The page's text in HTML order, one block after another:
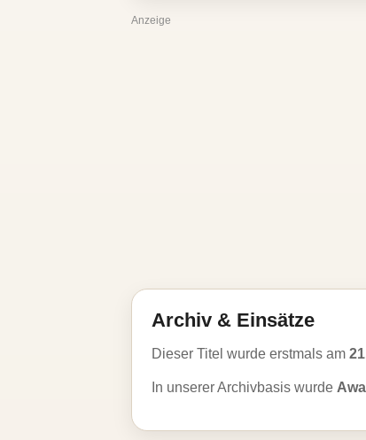
Anzeige
Archiv & Einsätze
Dieser Titel wurde erstmals am
In unserer Archivbasis wurde